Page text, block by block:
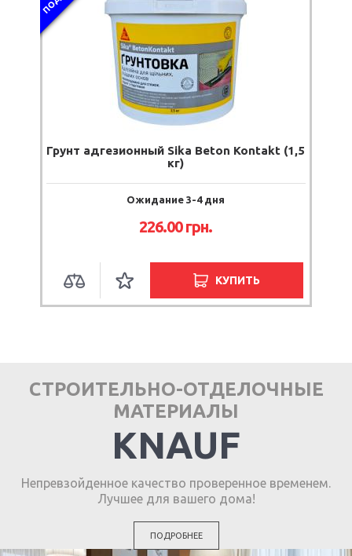
Грунт адгезионный Sika Beton Kontakt (1,5
кг)
Ожидание 3-4 дня
226.00грн.
КУПИТЬ
СТРОИТЕЛЬНО-ОТДЕЛОЧНЫЕ
МАТЕРИАЛЫ
KNAUF
Непревзойденное качество проверенное временем.
Лучшее для вашего дома!
ПОДРОБНЕЕ